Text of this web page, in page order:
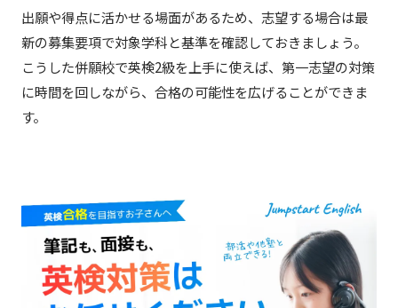
出願や得点に活かせる場面があるため、志望する場合は最
新の募集要項で対象学科と基準を確認しておきましょう。
こうした併願校で英検2級を上手に使えば、第一志望の対策
に時間を回しながら、合格の可能性を広げることができま
す。